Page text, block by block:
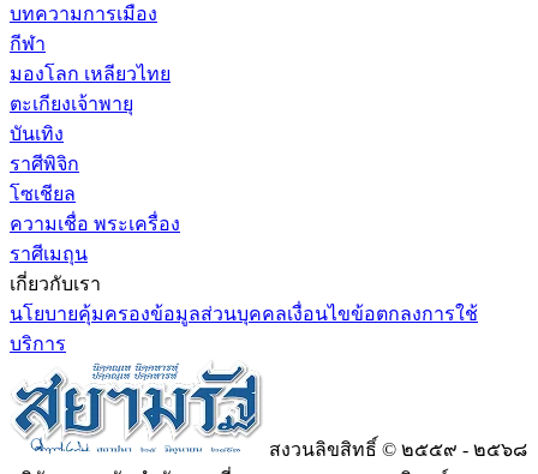
บทความการเมือง
กีฬา
มองโลก เหลียวไทย
ตะเกียงเจ้าพายุ
บันเทิง
ราศีพิจิก
โซเชียล
ความเชื่อ พระเครื่อง
ราศีเมถุน
เกี่ยวกับเรา
นโยบายคุ้มครองข้อมูลส่วนบุคคลเงื่อนไขข้อตกลงการใช้
บริการ
สงวนลิขสิทธิ์ © ๒๕๕๙ - ๒๕๖๘